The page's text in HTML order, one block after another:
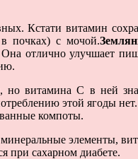
Кстати витамин
в почках) с мочой.
отлично улучшает
но витамина С в ней
этой ягоды
компоты.
элементы,
при сахарном диабете.